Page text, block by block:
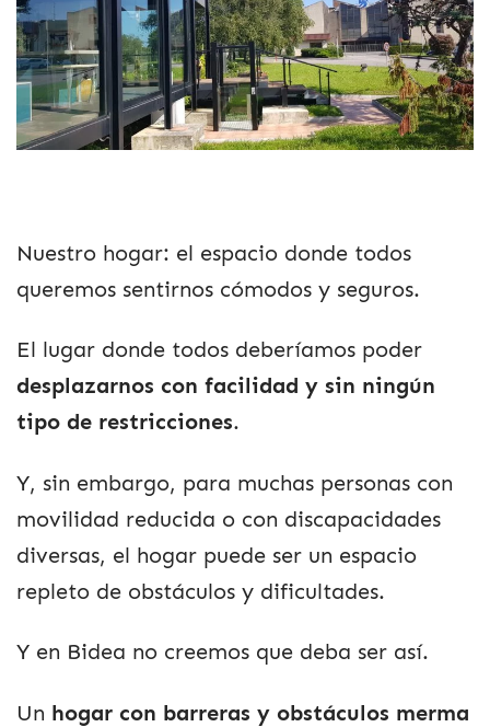
Nuestro hogar: el espacio donde todos
queremos sentirnos cómodos y seguros.
El lugar donde todos deberíamos poder
desplazarnos con facilidad y sin ningún
tipo de restricciones.
Y, sin embargo, para muchas personas con
movilidad reducida o con discapacidades
diversas, el hogar puede ser un espacio
repleto de obstáculos y dificultades.
Y en Bidea no creemos que deba ser así.
Un hogar con barreras y obstáculos merma